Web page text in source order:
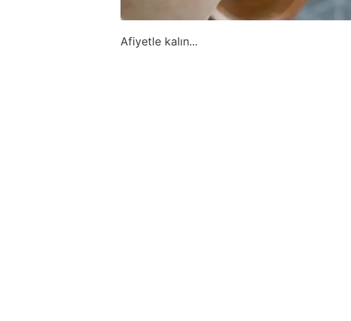
Afiyetle kalın...